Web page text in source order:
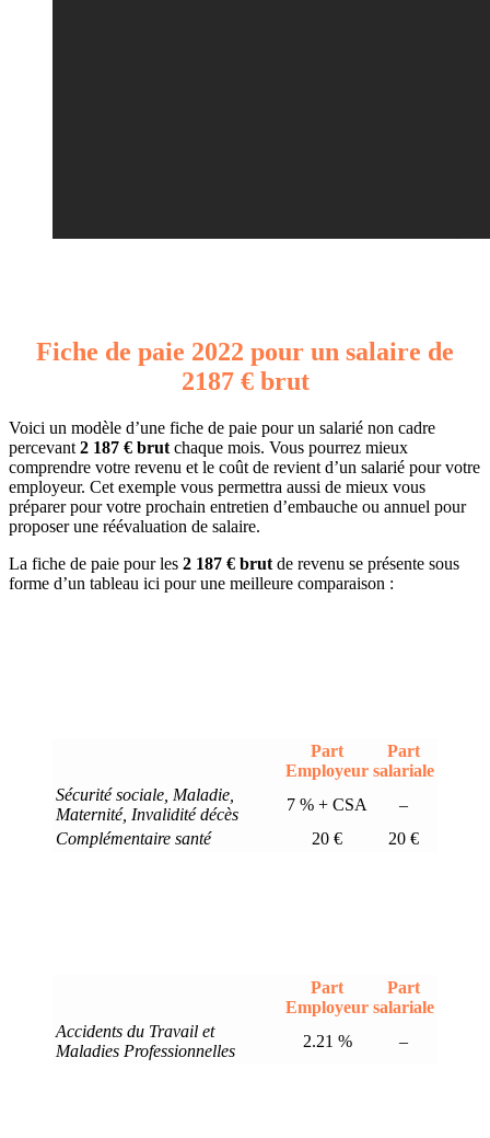
Fiche de paie 2022 pour un salaire de
2187 € brut
Voici un modèle d’une fiche de paie pour un salarié non cadre
percevant 2 187 € brut chaque mois. Vous pourrez mieux
comprendre votre revenu et le coût de revient d’un salarié pour votre
employeur. Cet exemple vous permettra aussi de mieux vous
préparer pour votre prochain entretien d’embauche ou annuel pour
proposer une réévaluation de salaire.
La fiche de paie pour les 2 187 € brut de revenu se présente sous
forme d’un tableau ici pour une meilleure comparaison :
Part
Employeur
Part
salariale
Sécurité sociale, Maladie,
Maternité, Invalidité décès
7 % + CSA
–
Complémentaire santé
20 € 20 €
Part
Employeur
Part
salariale
Accidents du Travail et
Maladies Professionnelles
2.21 % –